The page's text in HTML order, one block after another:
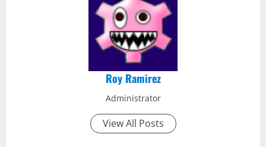
Roy Ramirez
Administrator
View All Posts